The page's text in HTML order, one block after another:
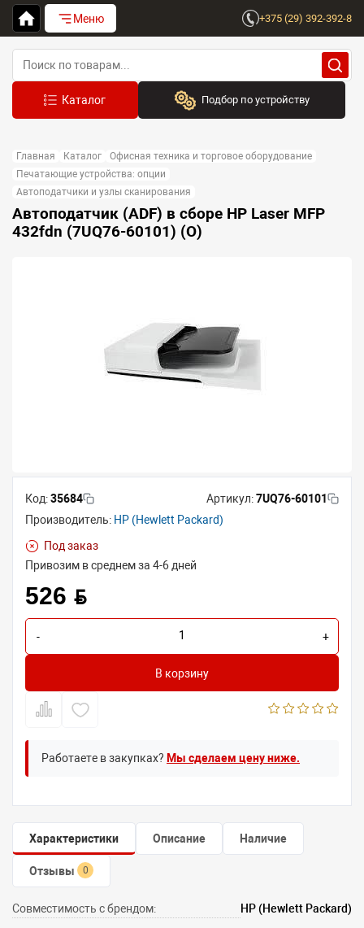
Меню +375 (29) 392-392-8
Подбор по устройству
Выберите бренд
Устройство:
Сначала выберите бренд
Главная Каталог
Офисная техника и торговое оборудование
Печатающие устройства: опции
Автоподатчики и узлы сканирования
Автоподатчик (ADF) в сборе HP Laser MFP
432fdn (7UQ76-60101) (O)
Код:35684 Артикул:7UQ76-60101
Производитель: HP (Hewlett Packard)
Под заказ
Привозим в среднем за 4-6 дней
526 BYN
- +
В корзину
Работаете в закупках? Мы сделаем цену ниже.
Характеристики Описание Наличие
Отзывы 0
Совместимость с брендом: HP (Hewlett Packard)